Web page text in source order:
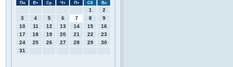
Пн Вт Ср Чт Пт Сб Вс
1
2
3
4 5 6 7 8
9
10
11 12 13 14 15
16
17
18 19 20 21 22
23
24
25 26 27 28 29
30
31